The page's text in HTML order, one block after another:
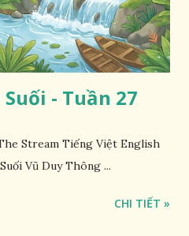
- Tuần 27
Stream Tiếng Việt English
Vũ Duy Thông ...
CHI TIẾT »